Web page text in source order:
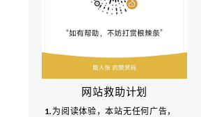
网站救助计划
1.为阅读体验，本站无任何广告，